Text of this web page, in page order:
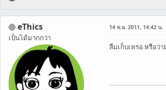
eThics
เป็นได้มากกว่า
14 พ.ย. 2011, 14:42 น.
ลืมเก็บเหรอ หรือว่